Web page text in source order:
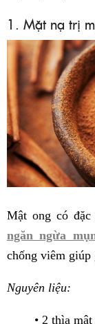
1. Mặt nạ trị
Mật ong có
ngăn ngừa
chống viêm giúp
Nguyên liệu:
• 2 thìa mật